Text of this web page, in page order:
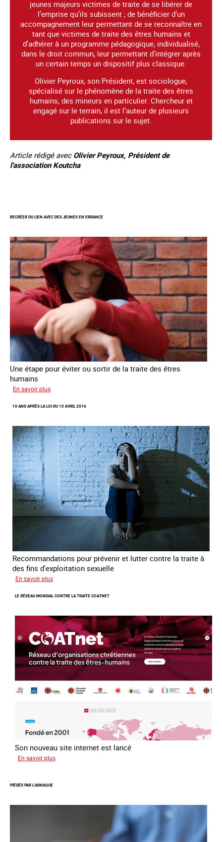
jeunes majeurs victimes de traite de se libérer de
l’emprise qu’ils subissent ; de bénéficier d’un
accompagnement leur permettant de se reconnaître en
tant que victimes de traite des êtres humains et
d’adhérer à un programme pédagogique, individualisé,
dans le droit commun, leur permettant d’intégrer après
un certain temps un dispositif plus classique.
Olivier Peyroux, son Président, est sociologue,
spécialisé sur le phénomène de la traite des êtres
humains, des mineurs en particulier. Chercheur et
engagé sur le terrain, il est l’auteur de plusieurs
publications sur le sujet.
Article rédigé avec Olivier Peyroux, Président de
l'association Koutcha
RECRÉER DU LIEN AVEC DES JEUNES EN ERRANCE
Une étape pour éviter ou sortir de la traite des êtres
humains
En savoir plus
du
avec
des
jeunes
errance
10 ANS APRÈS LA LOI DU 13 AVRIL 2016
Recommandations pour prévenir et lutter contre la traite à
des fins d'exploitation sexuelle
En savoir plus
ans
la
du
13
avril
2016
LE RÉSEAU MONDIAL CONTRE LA TRAITE COATNET
Son nouveau site internet est lancé
En savoir plus
la
PIÉGÉS PAR L’ARNAQUE